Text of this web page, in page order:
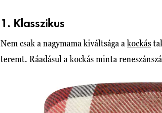
1. Klasszikus
Nem csak a nagymama kiváltsága a kockás
teremt. Ráadásul a kockás minta